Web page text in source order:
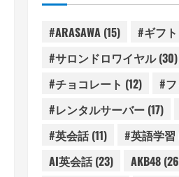
#ARASAWA(15) #ギフト
#サロンドロワイヤル(30)
#チョコレート (12) #
#レンタルサーバー(17)
#英会話(11) #英語学習
AI英会話(23) AKB48